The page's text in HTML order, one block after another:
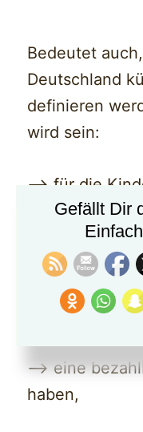
Bedeutet
Deutschland
definieren
wird sein:
—> für die
zu ergattern,
—> für die
immer
zu bekommen,
—> eine
haben,
Gefällt Dir